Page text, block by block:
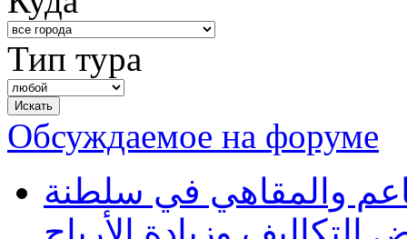
Тип тура
Обсуждаемое на форуме
والمقاهي في سلطنة